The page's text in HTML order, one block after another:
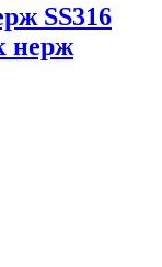
SS316
нерж